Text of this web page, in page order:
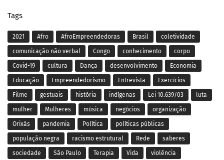
Tags
2021 Afro AfroEmpreendedoras Brasil coletividade
comunicação não verbal Congo conhecimento corpo
Covid-19 cultura Dança desenvolvimento Economia
Educação Empreendedorismo Entrevista Exercícios
Filme gestuais história indígenas Lei 10.639/03 luta
mulher Mulheres música negócios organização
Orixás pandemia Política políticas públicas
população negra racismo estrutural Rede saberes
sociedade São Paulo Terapia Vida violência